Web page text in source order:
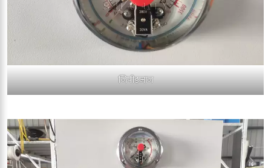
निपीडमान